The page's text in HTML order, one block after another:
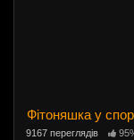
Фітоняшка у
9167 переглядів